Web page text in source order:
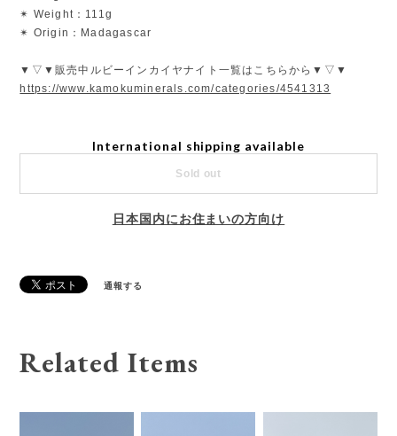
✴︎ Weight：111g
✴︎ Origin：Madagascar
▼▽▼販売中ルビーインカイヤナイト一覧はこちらから▼▽▼
https://www.kamokuminerals.com/categories/4541313
International shipping available
Sold out
日本国内にお住まいの方向け
通報する
Related Items